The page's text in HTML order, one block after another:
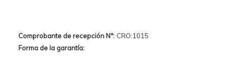
Comprobante de recepción N°: CRO:1015
Forma de la garantía: